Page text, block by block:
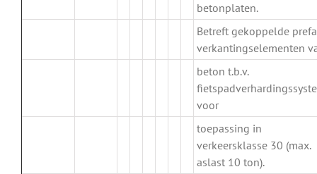
betonplaten.
Betreft gekoppelde
verkantingselementen
beton t.b.v.
voor
toepassing in
verkeersklasse 30 (max.
aslast 10 ton).